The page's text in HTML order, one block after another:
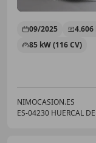
09/2025 4.606
85 kW (116 CV)
NIMOCASION.ES
ES-04230 HUERCAL